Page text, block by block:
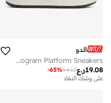
الدو
WHALLIAN Monogram Platform Sneakers
ر.ع19.08
54.12
-65%
على وشك النفاد